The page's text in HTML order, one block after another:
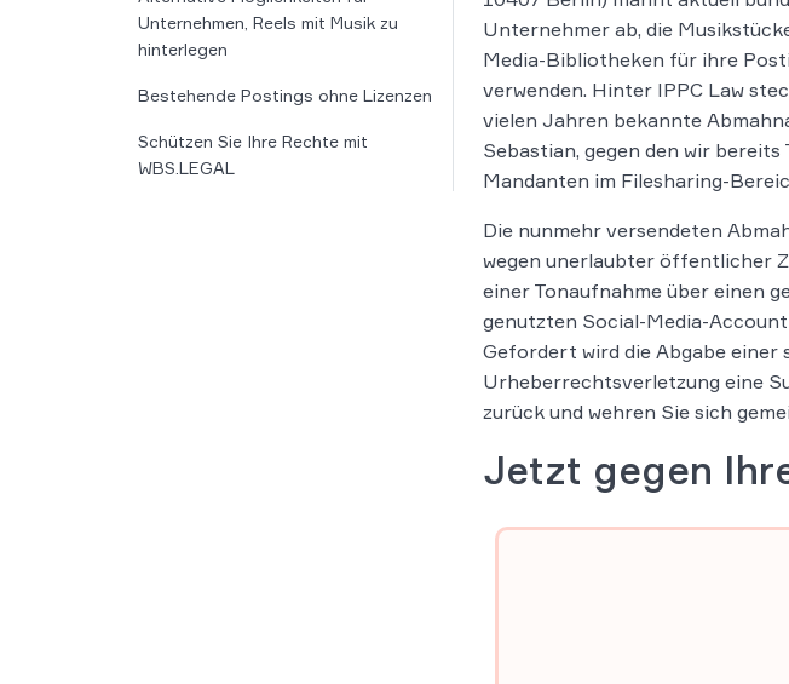
Unternehmen, Reels mit Musik zu
hinterlegen
Bestehende Postings ohne Lizenzen
Schützen Sie Ihre Rechte mit
WBS.LEGAL
Unternehmer ab, die
Media-Bibliotheken für ihre
verwenden. Hinter IPPC Law
vielen Jahren bekannte
Sebastian, gegen den wir bereits
Mandanten im Filesharing-
Die nunmehr versendeten
wegen unerlaubter öffentlicher
einer Tonaufnahme über einen
genutzten Social-Media-
Gefordert wird die Abgabe
Urheberrechtsverletzung eine
zurück und wehren Sie sich
Jetzt gegen